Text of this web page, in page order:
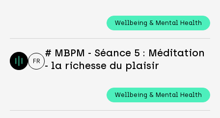
Wellbeing & Mental Health
FR
# MBPM - Séance 5 : Méditation
- la richesse du plaisir
Wellbeing & Mental Health